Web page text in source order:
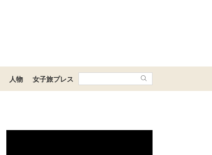
人物 女子旅プレス